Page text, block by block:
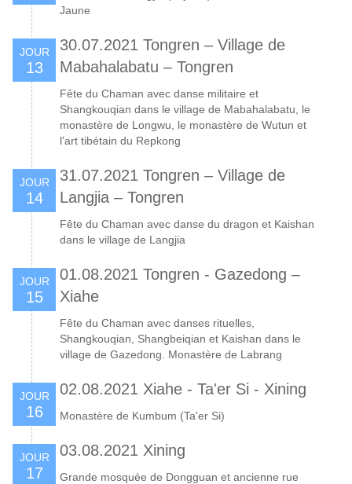
Jaune
JOUR
13
30.07.2021 Tongren – Village de
Mabahalabatu – Tongren
Fête du Chaman avec danse militaire et
Shangkouqian dans le village de Mabahalabatu, le
monastère de Longwu, le monastère de Wutun et
l'art tibétain du Repkong
JOUR
14
31.07.2021 Tongren – Village de
Langjia – Tongren
Fête du Chaman avec danse du dragon et Kaishan
dans le village de Langjia
JOUR
15
01.08.2021 Tongren - Gazedong –
Xiahe
Fête du Chaman avec danses rituelles,
Shangkouqian, Shangbeiqian et Kaishan dans le
village de Gazedong. Monastère de Labrang
JOUR
16
02.08.2021 Xiahe - Ta'er Si - Xining
Monastère de Kumbum (Ta'er Si)
JOUR
17
03.08.2021 Xining
Grande mosquée de Dongguan et ancienne rue